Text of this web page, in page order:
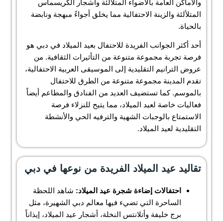
والأماكن العامة بالأضواء المتلألئة وأشجار الكريسماس
المتلألئة والزينة الاحتفالية مما يخلق أجواءً مبهجة ونابضة
بالحياة.
أحد أكثر الجوانب الفريدة للاحتفال بعيد الميلاد في دبي هو
فرصة تجربة مجموعة متنوعة من التأثيرات الثقافية. من
عروض الترانيم التقليدية إلى الموسيقى العربية الاحتفالية،
تقدم المدينة مجموعة متنوعة من الطرق للاحتفال
بالموسم. كما تستضيف العديد من الفنادق والمطاعم أيضاً
فعاليات خاصة لعيد الميلاد، مما يتيح للنزلاء فرصة
الاستمتاع بالوجبات الشهية والترفيه الحي والأنشطة
التقليدية لعيد الميلاد.
تقاليد عيد الميلاد الفريدة من نوعها في دبي
احتفالات إضاءة شجرة عيد الميلاد: شاهد اللحظة
الساحرة التي تضيء فيها معالم دبي الشهيرة، مثل
برج خليفة وأتلانتس النخلة، أشجار عيد الميلاد، إيذاناً